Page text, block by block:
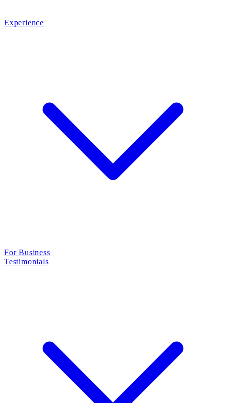
Experience
For Business
Testimonials